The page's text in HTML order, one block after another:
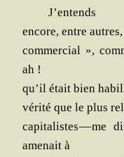
J’entends
encore, entre
com­mer­cial »,
ah !
qu’il était bien
véri­té que le plus
capi­ta­listes — me
ame­nait à